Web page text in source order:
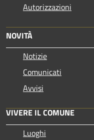
Autorizzazioni
NOVITÀ
Notizie
Comunicati
Avvisi
VIVERE IL COMUNE
Luoghi